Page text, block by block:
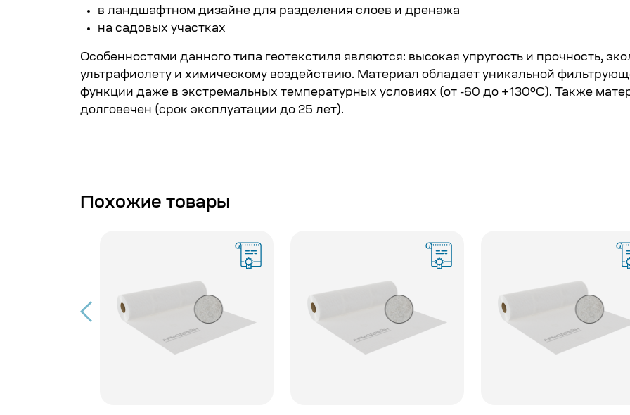
в ландшафтном дизайне для разделения слоев и дренажа
на садовых участках
Особенностями данного типа геотекстиля являются: высокая упругость и прочность,
ультрафиолету и химическому воздействию. Материал обладает уникальной
функции даже в экстремальных температурных условиях (от -60 до +130ºС). Также
долговечен (срок эксплуатации до 25 лет).
Похожие товары